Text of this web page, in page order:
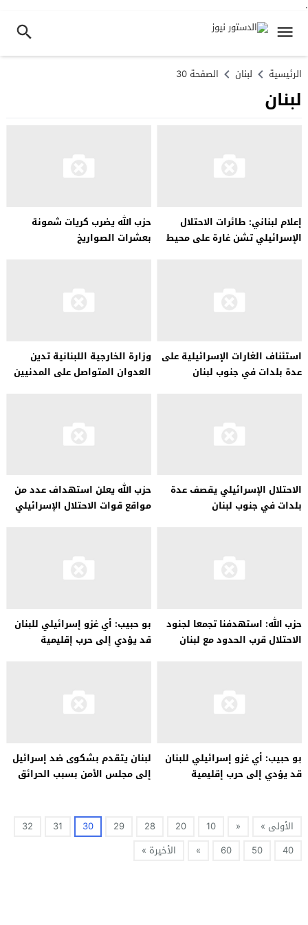
.
الرئيسية لبنان الصفحة 30
لبنان
إعلام لبناني: طائرات الاحتلال
الإسرائيلي تشن غارة على محيط
حزب الله يضرب كريات شمونة
بعشرات الصواريخ
استئناف الغارات الإسرائيلية على
عدة بلدات في جنوب لبنان
وزارة الخارجية اللبنانية تدين
العدوان المتواصل على المدنيين
الاحتلال الإسرائيلي يقصف عدة
بلدات في جنوب لبنان
حزب الله يعلن استهداف عدد من
مواقع قوات الاحتلال الإسرائيلي
حزب الله: استهدفنا تجمعا لجنود
الاحتلال قرب الحدود مع لبنان
بو حبيب: أي غزو إسرائيلي للبنان
قد يؤدي إلى حرب إقليمية
بو حبيب: أي غزو إسرائيلي للبنان
قد يؤدي إلى حرب إقليمية
لبنان يتقدم بشكوى ضد إسرائيل
إلى مجلس الأمن بسبب الحرائق
الأولى » «
10
20
28
29
30
31
32
40
50
60
» الأخيرة »